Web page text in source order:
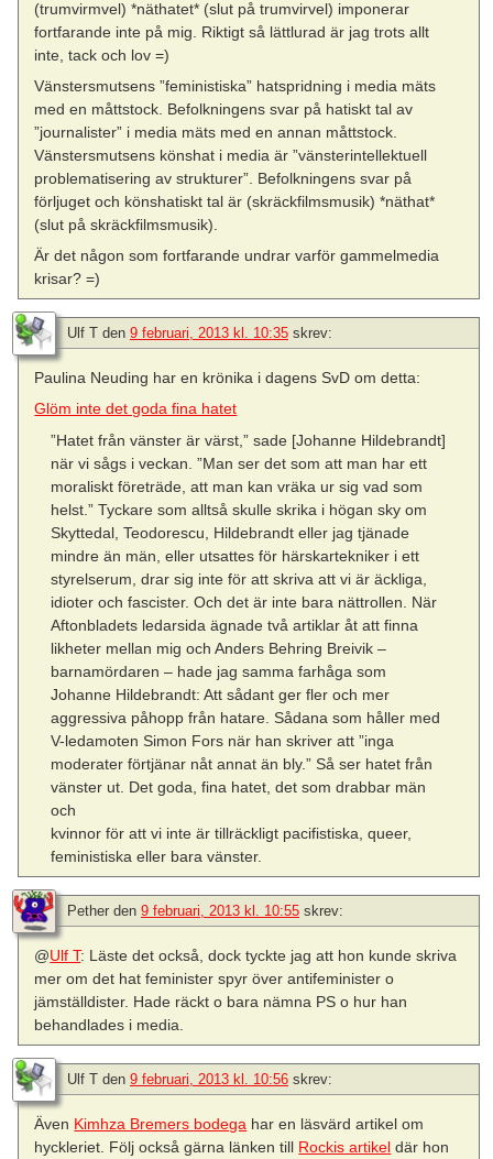
(trumvirmvel) *näthatet* (slut på trumvirvel) imponerar
fortfarande inte på mig. Riktigt så lättlurad är jag trots allt
inte, tack och lov =)
Vänstersmutsens ”feministiska” hatspridning i media mäts
med en måttstock. Befolkningens svar på hatiskt tal av
”journalister” i media mäts med en annan måttstock.
Vänstersmutsens könshat i media är ”vänsterintellektuell
problematisering av strukturer”. Befolkningens svar på
förljuget och könshatiskt tal är (skräckfilmsmusik) *näthat*
(slut på skräckfilmsmusik).
Är det någon som fortfarande undrar varför gammelmedia
krisar? =)
Ulf T den 9 februari, 2013 kl. 10:35 skrev:
Paulina Neuding har en krönika i dagens SvD om detta:
Glöm inte det goda fina hatet
”Hatet från vänster är värst,” sade [Johanne Hildebrandt]
när vi sågs i veckan. ”Man ser det som att man har ett
moraliskt företräde, att man kan vräka ur sig vad som
helst.” Tyckare som alltså skulle skrika i högan sky om
Skyttedal, Teodorescu, Hildebrandt eller jag tjänade
mindre än män, eller utsattes för härskartekniker i ett
styrelserum, drar sig inte för att skriva att vi är äckliga,
idioter och fascister. Och det är inte bara nättrollen. När
Aftonbladets ledarsida ägnade två artiklar åt att finna
likheter mellan mig och Anders Behring Breivik –
barnamördaren – hade jag samma farhåga som
Johanne Hildebrandt: Att sådant ger fler och mer
aggressiva påhopp från hatare. Sådana som håller med
V-ledamoten Simon Fors när han skriver att ”inga
moderater förtjänar nåt annat än bly.” Så ser hatet från
vänster ut. Det goda, fina hatet, det som drabbar män
och
kvinnor för att vi inte är tillräckligt pacifistiska, queer,
feministiska eller bara vänster.
Pether den 9 februari, 2013 kl. 10:55 skrev:
@Ulf T: Läste det också, dock tyckte jag att hon kunde skriva
mer om det hat feminister spyr över antifeminister o
jämställdister. Hade räckt o bara nämna PS o hur han
behandlades i media.
Ulf T den 9 februari, 2013 kl. 10:56 skrev:
Även Kimhza Bremers bodega har en läsvärd artikel om
hyckleriet. Följ också gärna länken till Rockis artikel där hon